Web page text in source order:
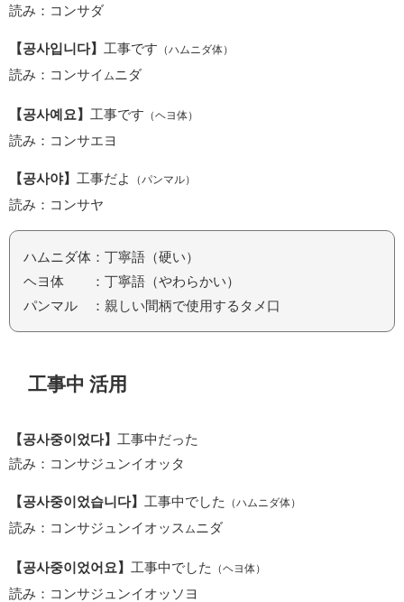
読み：コンサダ
【공사입니다】 工事です （ハムニダ体）
読み：コンサイ ムニダ
【공사예요】 工事です （ヘヨ体）
読み：コンサエヨ
【공사야】 工事だよ （パンマル）
読み：コンサヤ
ハムニダ体：丁寧語（硬い）
ヘヨ体 ：丁寧語（やわらかい）
パンマル ：親しい間柄で使用するタメ口
工事中 活用
【공사중이었다】 工事中だった
読み：コンサジュンイオッタ
【공사중이었습니다】 工事中でした （ハムニダ体）
読み：コンサジュンイオッス ム ニダ
【공사중이었어요】 工事中でした （ヘヨ体）
読み：コンサジュンイオッソヨ